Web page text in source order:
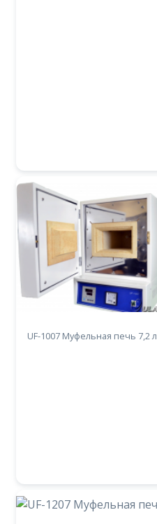
UF-1007 Муфельная печь 7,2 л